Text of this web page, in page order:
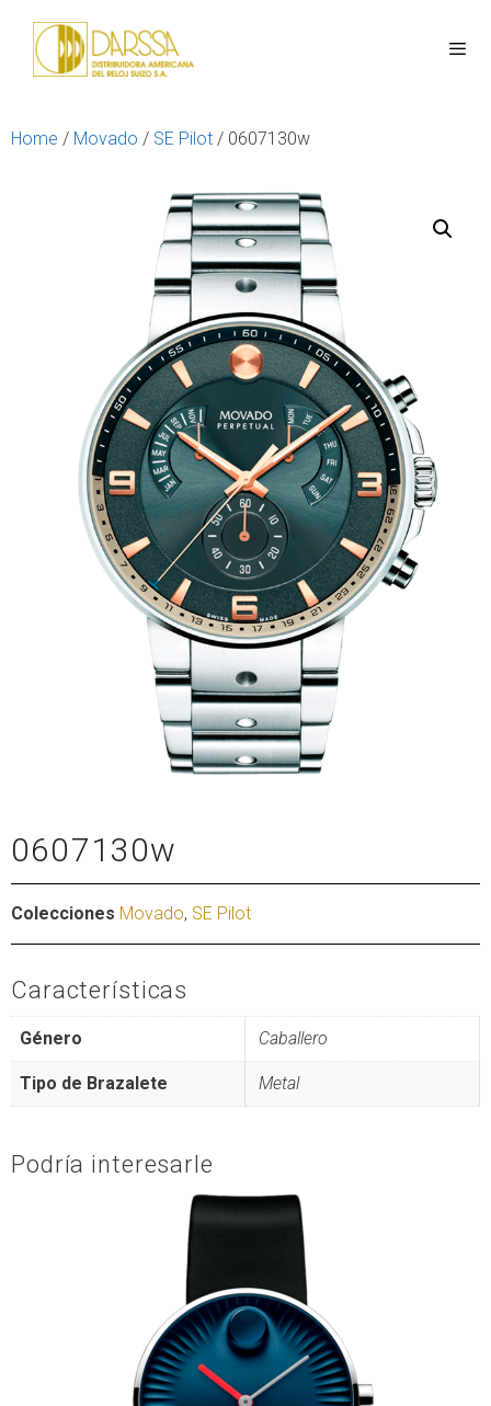
Home / Movado / SE Pilot / 0607130w
0607130w
Colecciones Movado, SE Pilot
Características
Género Caballero
Tipo de Brazalete Metal
Podría interesarle